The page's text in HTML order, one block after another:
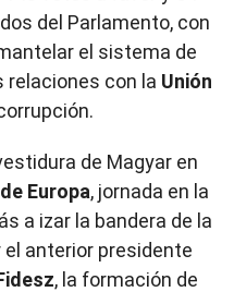
del Parlamento, con
el sistema de
relaciones con la Unión
de Magyar en
Europa, jornada en la
a izar la bandera de la
el anterior presidente
, la formación de